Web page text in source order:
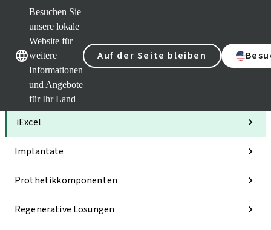
Besuchen Sie
unsere lokale
Website für
weitere
Informationen
und Angebote
für Ihr Land
Auf der Seite bleiben
Unsere MarkenUnsere Marken
Kategorien
iExcel
Implantate
Prothetikkomponenten
Regenerative Lösungen